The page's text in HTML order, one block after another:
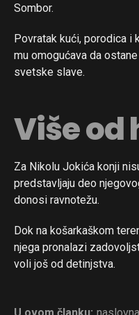
Sombor.
Povratak kući, porodica i
mu omogućava da
svetske slave.
Više od
Za Nikolu Jokića konji
predstavljaju deo
donosi ravnotežu.
Dok na košarkaškom
njega pronalazi
voli još od detinjstva.